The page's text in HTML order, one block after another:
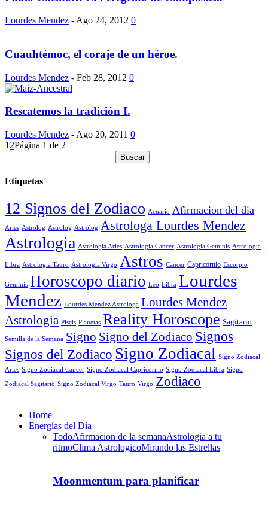
Lourdes Mendez - Ago 24, 2012 0
Cuauhtémoc, el coraje de un héroe.
Lourdes Mendez - Feb 28, 2012 0
Rescatemos la tradición I.
Lourdes Mendez - Ago 20, 2011 0
1 2Página 1 de 2
Etiquetas
12 Signos del Zodiaco Acuario Afirmacion del dia
Aries Astrolog Astrolog Astrolog Astrologa Lourdes Mendez
Astrologia Astrologia Aries Astrologia Cancer Astrologia Geminis Astrologia
Libra Astrologia Tauro Astrologia Virgo Astros Cancer Capricornio Escorpio
Geminis Horoscopo diario Leo Libra Lourdes
Mendez Lourdes Mendez Astrologa Lourdes Mendez
Astrologia Piscis Planetas Reality Horoscope Sagitario
Semilla de la Semana Signo Signo del Zodiaco Signos
Signos del Zodiaco Signo Zodiacal Signo Zodiacal
Aries Signo Zodiacal Cancer Signo Zodiacal Capricornio Signo Zodiacal Libra Signo
Zodiacal Sagitario Signo Zodiacal Virgo Tauro Virgo Zodiaco
Home
Energías del Día
TodoAfirmacion de la semanaAstrologia a tu
ritmoClima AstrologicoMirando las Estrellas
Moonmentum para planificar